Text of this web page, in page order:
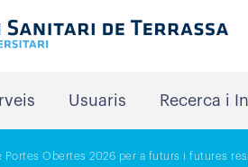
Usuaris Recerca i
Portes Obertes 2026 per a futurs i futures